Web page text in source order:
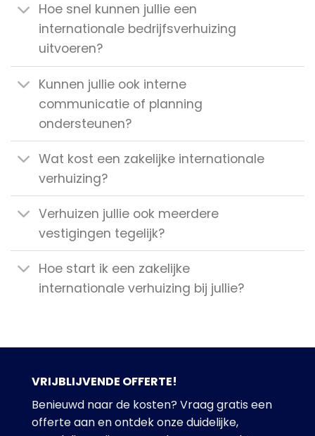
Hoe snel kunnen jullie een
internationale bedrijfsverhuizing
uitvoeren?
Kunnen jullie ook interne
communicatie of planning
ondersteunen?
Wat kost een zakelijke internationale
verhuizing?
Verhuizen jullie ook meerdere
vestigingen tegelijk?
Hoe start ik een zakelijke
internationale verhuizing bij jullie?
VRIJBLIJVENDE OFFERTE!
Benieuwd naar de kosten? Vraag gratis een
offerte aan en ontdek onze duidelijke,